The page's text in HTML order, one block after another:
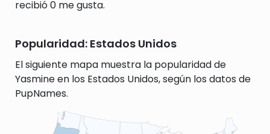
recibió 0 me gusta.
Popularidad: Estados Unidos
El siguiente mapa muestra la popularidad de
Yasmine en los Estados Unidos, según los datos de
PupNames.